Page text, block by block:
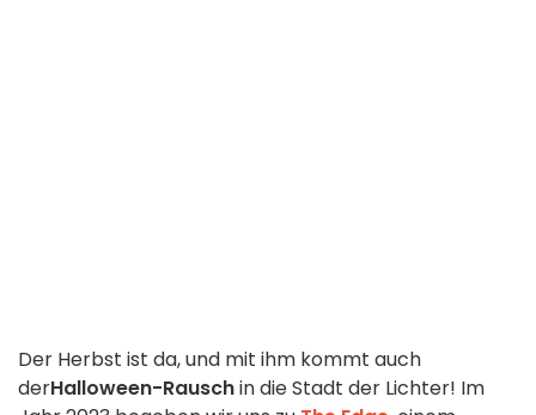
Der Herbst ist da, und mit ihm kommt auch
derHalloween-Rauschin die Stadt der Lichter! Im